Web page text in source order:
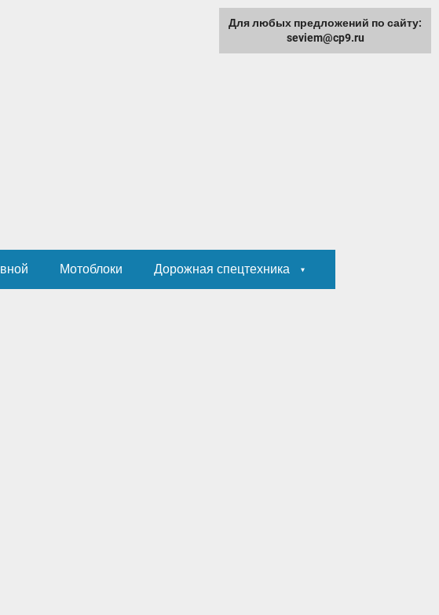
Мотоблоки Дорожная спецтехника
Для любых предложений по сайту:
seviem@cp9.ru